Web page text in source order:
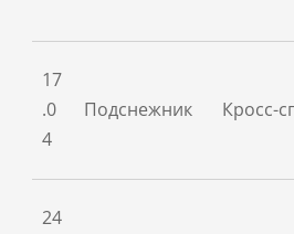
17
.0
4
Подснежник Кросс-
24